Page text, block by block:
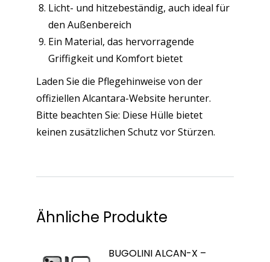
Licht- und hitzebeständig, auch ideal für
den Außenbereich
Ein Material, das hervorragende
Griffigkeit und Komfort bietet
Laden Sie die Pflegehinweise von der
offiziellen Alcantara-Website herunter.
Bitte beachten Sie: Diese Hülle bietet
keinen zusätzlichen Schutz vor Stürzen.
Ähnliche Produkte
BUGOLINI ALCAN-X –